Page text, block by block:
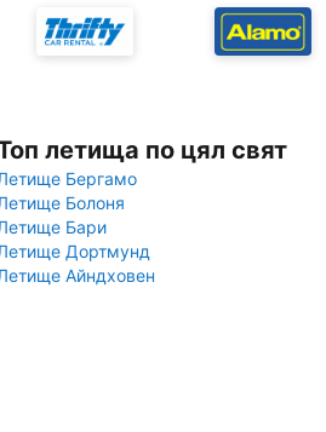
летища по цял свят
Бергамо
Болоня
Бари
Дортмунд
Айндховен